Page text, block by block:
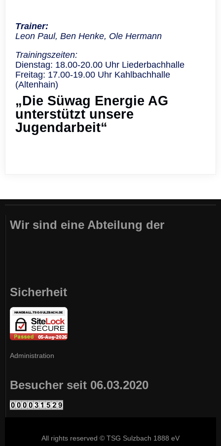
Trainer:
Leon Paul, Ben Henke, Ole Hermann
Trainingszeiten:
Dienstag: 18.00-20.00 Uhr Liederbachhalle
Freitag: 17.00-19.00 Uhr Kahlbachhalle
(Altenhain)
„Die Süwag Energie AG
unterstützt unsere
Jugendarbeit“​
Wir sind eine Abteilung der
Sicherheit
Administration
Besucher seit 06.03.2020
All rights reserved © TSG Sulzbach 1888 eV